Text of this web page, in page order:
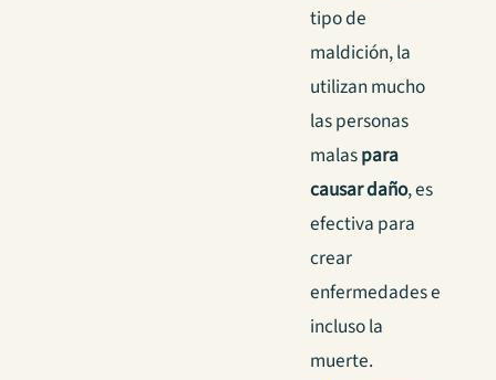
tipo de
maldición, la
utilizan mucho
las personas
malaspara
causar daño, es
efectiva para
crear
enfermedades e
incluso la
muerte.